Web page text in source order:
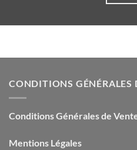
CONDITIONS GÉNÉRALES
Conditions Générales de
Mentions Légales